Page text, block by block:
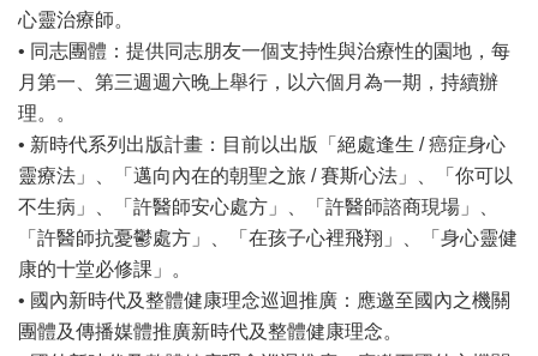
心靈治療師。
• 同志團體：提供同志朋友一個支持性與治療性的園地，每
月第一、第三週週六晚上舉行，以六個月為一期，持續辦
理。。
• 新時代系列出版計畫：目前以出版「絕處逢生 / 癌症身心
靈療法」、「邁向內在的朝聖之旅 / 賽斯心法」、「你可以
不生病」、「許醫師安心處方」、「許醫師諮商現場」、
「許醫師抗憂鬱處方」、「在孩子心裡飛翔」、「身心靈健
康的十堂必修課」。
• 國內新時代及整體健康理念巡迴推廣：應邀至國內之機關
團體及傳播媒體推廣新時代及整體健康理念。